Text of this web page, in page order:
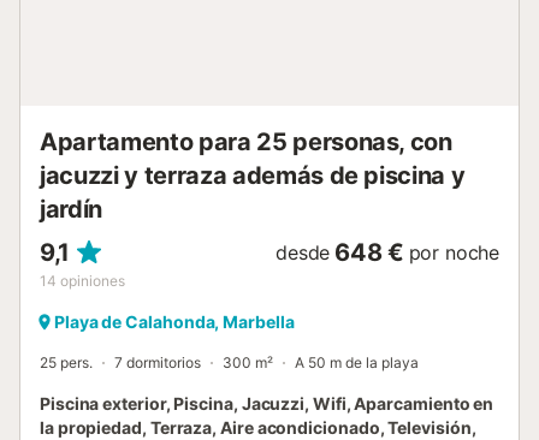
Apartamento para 25 personas, con
jacuzzi y terraza además de piscina y
jardín
9,1
14 opiniones
desde 648 € por noche
Playa de Calahonda, Marbella
25 pers. 7 dormitorios 300 m² A 50 m de la playa
Piscina exterior, Piscina, Jacuzzi, Wifi, Aparcamiento en
la propiedad, Terraza, Aire acondicionado, Televisión,